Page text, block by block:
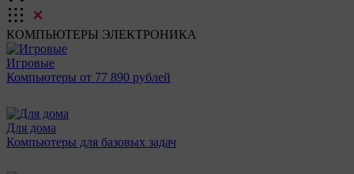
КОМПЬЮТЕРЫ ЭЛЕКТРОНИКА
Игровые
Компьютеры от 77 890 рублей
Для дома
Компьютеры для базовых задач